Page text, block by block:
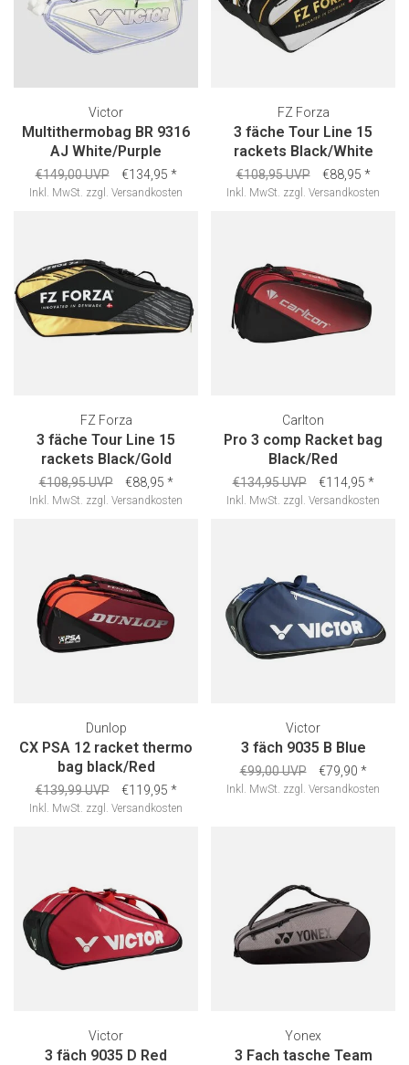
Victor
Multithermobag BR 9316
AJ White/Purple
€149,00 UVP €134,95 *
Inkl. MwSt. zzgl. Versandkosten
FZ Forza
3 fäche Tour Line 15
rackets Black/White
€108,95 UVP €88,95 *
Inkl. MwSt. zzgl. Versandkosten
FZ Forza
3 fäche Tour Line 15
rackets Black/Gold
€108,95 UVP €88,95 *
Inkl. MwSt. zzgl. Versandkosten
Carlton
Pro 3 comp Racket bag
Black/Red
€134,95 UVP €114,95 *
Inkl. MwSt. zzgl. Versandkosten
Dunlop
CX PSA 12 racket thermo
bag black/Red
€139,99 UVP €119,95 *
Inkl. MwSt. zzgl. Versandkosten
Victor
3 fäch 9035 B Blue
€99,00 UVP €79,90 *
Inkl. MwSt. zzgl. Versandkosten
Victor
3 fäch 9035 D Red
Yonex
3 Fach tasche Team